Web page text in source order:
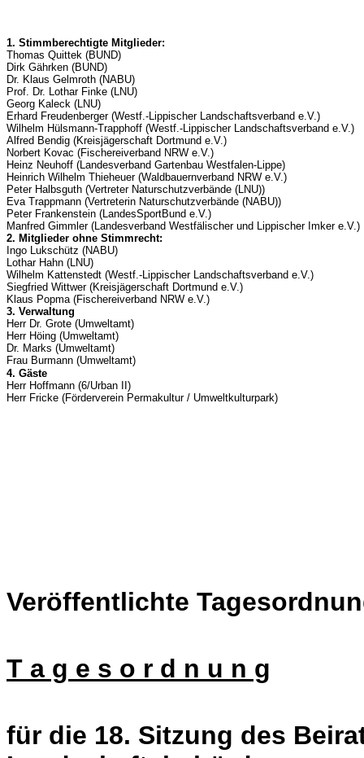
1. Stimmberechtigte Mitglieder:
Thomas Quittek (BUND)
Dirk Gährken (BUND)
Dr. Klaus Gelmroth (NABU)
Prof. Dr. Lothar Finke (LNU)
Georg Kaleck (LNU)
Erhard Freudenberger (Westf.-Lippischer Landschaftsverband e.V.)
Wilhelm Hülsmann-Trapphoff (Westf.-Lippischer Landschaftsverband e.V.)
Alfred Bendig (Kreisjägerschaft Dortmund e.V.)
Norbert Kovac (Fischereiverband NRW e.V.)
Heinz Neuhoff (Landesverband Gartenbau Westfalen-Lippe)
Heinrich Wilhelm Thieheuer (Waldbauernverband NRW e.V.)
Peter Halbsguth (Vertreter Naturschutzverbände (LNU))
Eva Trappmann (Vertreterin Naturschutzverbände (NABU))
Peter Frankenstein (LandesSportBund e.V.)
Manfred Gimmler (Landesverband Westfälischer und Lippischer Imker e.V.)
2. Mitglieder ohne Stimmrecht:
Ingo Lukschütz (NABU)
Lothar Hahn (LNU)
Wilhelm Kattenstedt (Westf.-Lippischer Landschaftsverband e.V.)
Siegfried Wittwer (Kreisjägerschaft Dortmund e.V.)
Klaus Popma (Fischereiverband NRW e.V.)
3. Verwaltung
Herr Dr. Grote (Umweltamt)
Herr Höing (Umweltamt)
Dr. Marks (Umweltamt)
Frau Burmann (Umweltamt)
4. Gäste
Herr Hoffmann (6/Urban II)
Herr Fricke (Förderverein Permakultur / Umweltkulturpark)
Veröffentlichte
T a g e s o r d n u n g
für die 18. Sitzung des